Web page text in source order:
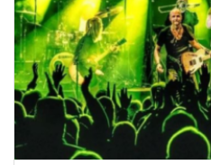
valinnat
tuotteen
sivulla.